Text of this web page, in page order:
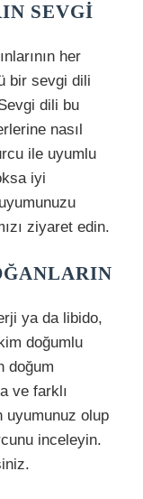
SEVGI
her
bir sevgi dili
dili bu
nasıl
ile uyumlu
iyi
ziyaret edin.
ya da libido,
doğumlu
doğum
ve farklı
uyumunuz olup
inceleyin.